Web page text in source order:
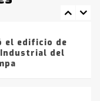
el edificio de
del